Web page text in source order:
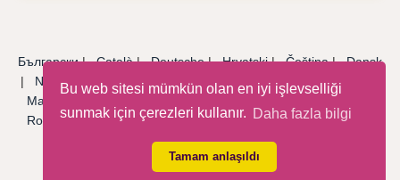
Bu web sitesi mümkün olan en iyi işlevselliği
sunmak için çerezleri kullanır. Daha fazla bilgi
Tamam anlaşıldı
Български|Català|Deutsche|Hrvatski|Čeština|Dansk
| Nederlandse |English| Eesti keel Français |Ελληνικά
Magyar
Polski Português
Română|Русский |Српски|Slovenský| Slovenščina
Español|Svenska|Türkçe